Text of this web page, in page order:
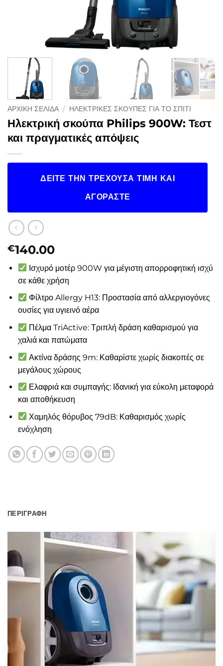
ΑΡΧΙΚΉ ΣΕΛΊΔΑ / ΗΛΕΚΤΡΙΚΈΣ ΣΚΟΎΠΕΣ ΓΙΑ ΤΟ ΣΠΊΤΙ
Ηλεκτρική σκούπα Philips 900W: Τεστ
και πραγματικές απόψεις
ΔΕΊΤΕ ΤΗΝ ΤΡΈΧΟΥΣΑ ΤΙΜΉ ΚΑΙ
ΑΓΟΡΆΣΤΕ
€140.00
Ισχυρό μοτέρ 900W για μέγιστη απορροφητική ισχύ
σε κάθε χρήση
Φίλτρο Allergy H13: Προστασία από αλλεργιογόνες
ουσίες για υγιεινό αέρα
Πέλμα TriActive: Τριπλή δράση καθαρισμού για
χαλιά και πατώματα
Ακτίνα δράσης 9m: Καθαρίστε χωρίς διακοπές σε
μεγάλους χώρους
Ελαφριά και συμπαγής: Ιδανική για εύκολη μεταφορά
και αποθήκευση
Χαμηλός θόρυβος 79dB: Καθαρισμός χωρίς
ενόχληση
ΠΕΡΙΓΡΑΦΉ